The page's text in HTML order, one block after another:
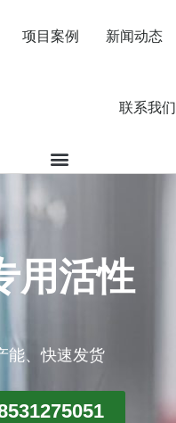
项目案例 新闻动态
联系我们
用活性
能、快速发货